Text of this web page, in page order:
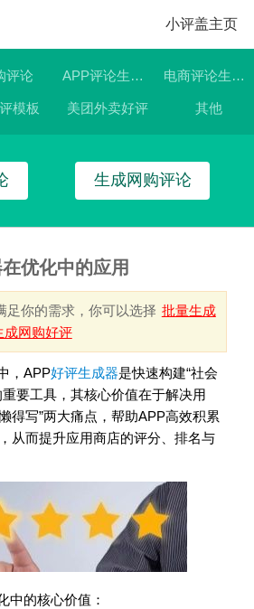
小评盖主页
评论 APP评论生成器 电商评论生成器
模板 美团外卖好评 其他
生成网购评论
优化中的应用
足你的需求，你可以选择 批量生成
成网购好评
，APP好评生成器是快速构建“社会
要工具，其核心价值在于解决用
得写”两大痛点，帮助APP高效积累
从而提升应用商店的评分、排名与
的核心价值：